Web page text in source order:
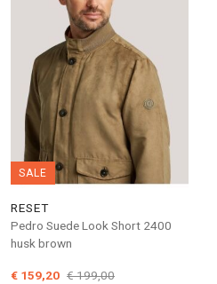
SALE
RESET
Pedro Suede Look Short 2400
husk brown
€ 159,20 € 199,00